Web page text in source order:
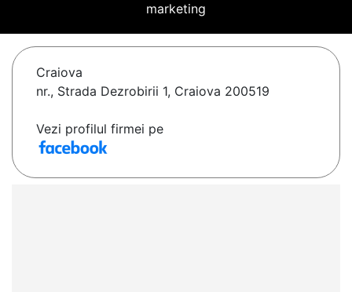
marketing
Craiova
nr., Strada Dezrobirii 1, Craiova 200519
Vezi profilul firmei pe